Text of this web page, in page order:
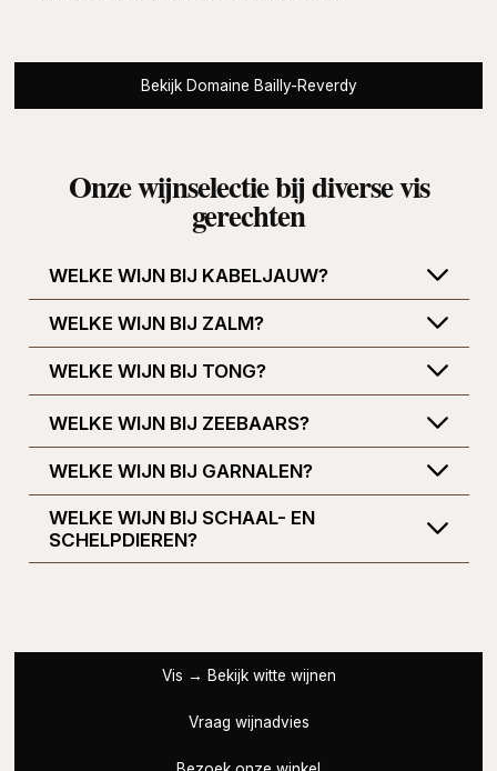
Bekijk Domaine Bailly-Reverdy
Onze wijnselectie bij diverse vis
gerechten
WELKE WIJN BIJ KABELJAUW?
WELKE WIJN BIJ ZALM?
WELKE WIJN BIJ TONG?
WELKE WIJN BIJ ZEEBAARS?
WELKE WIJN BIJ GARNALEN?
WELKE WIJN BIJ SCHAAL- EN
SCHELPDIEREN?
Vis → Bekijk witte wijnen
Vraag wijnadvies